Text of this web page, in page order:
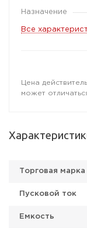
Назначение
Все
Цена
может
Торговая марка
Пусковой ток
Емкость